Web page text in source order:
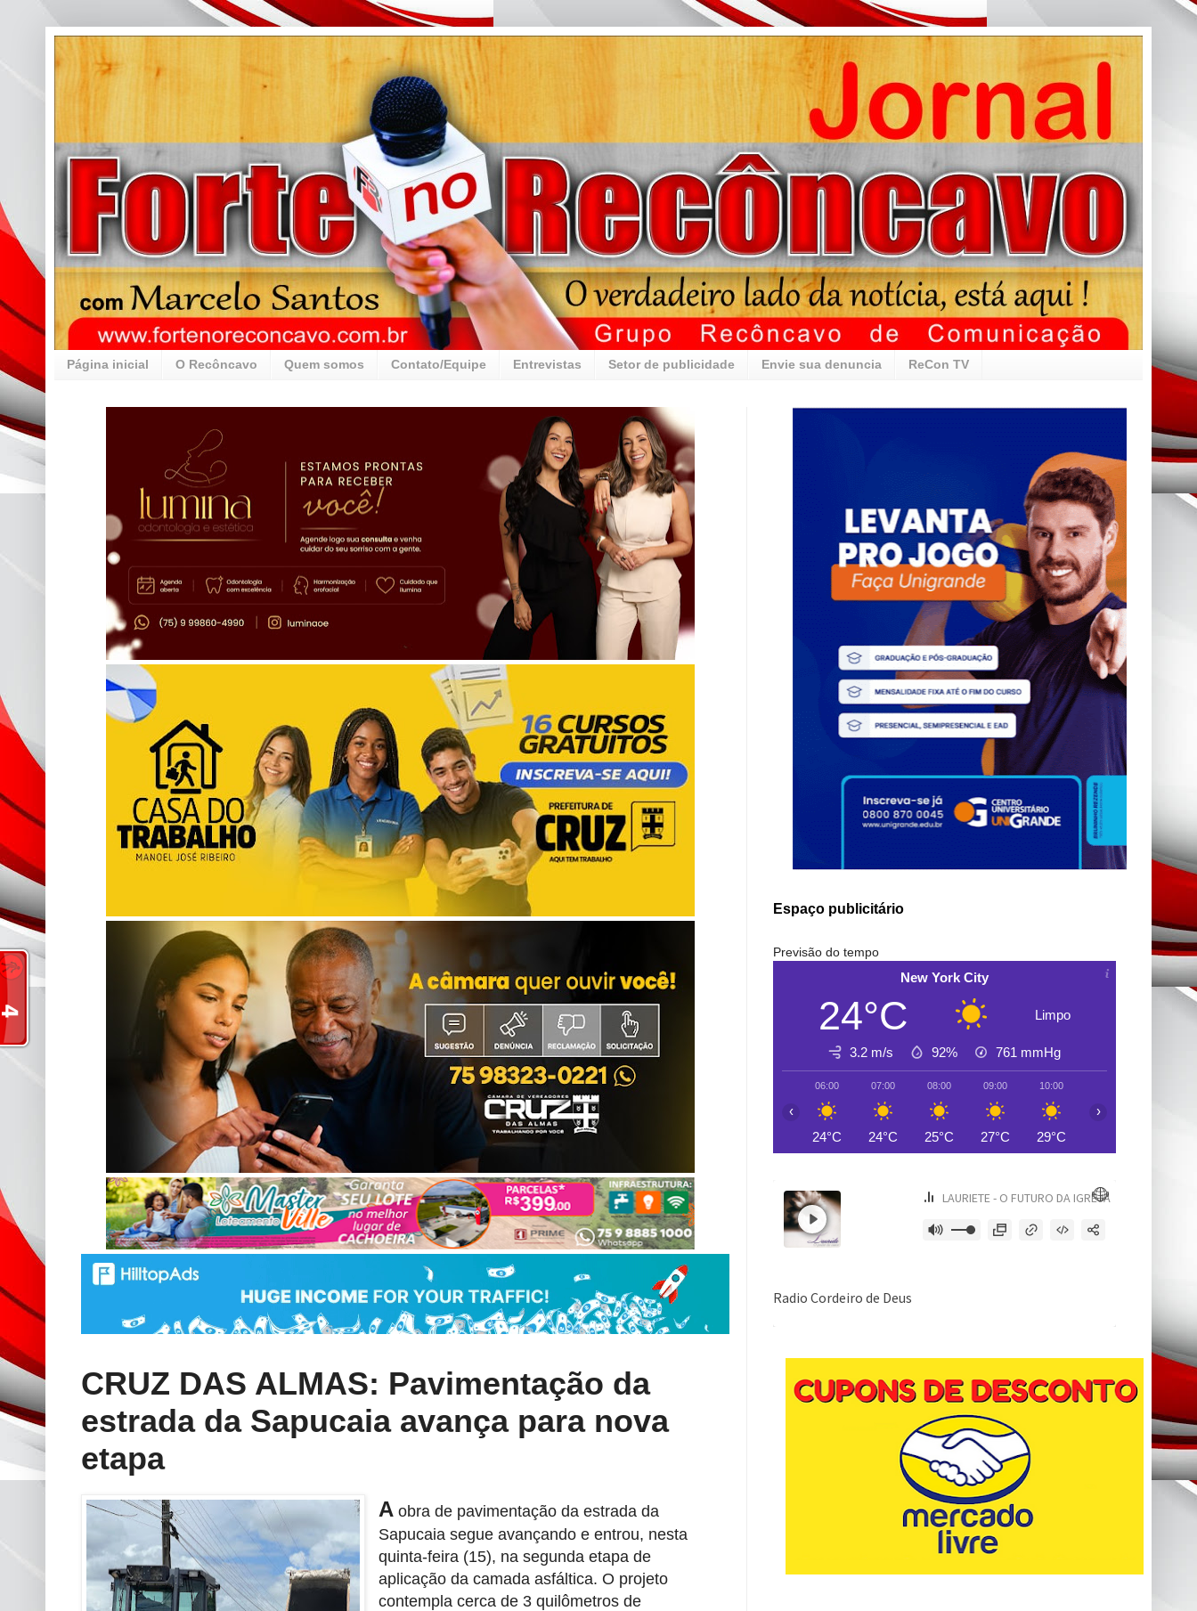
Página inicial O Recôncavo Quem somos Contato/Equipe Entrevistas Setor de publicidade Envie sua denuncia ReCon TV
CRUZ DAS ALMAS: Pavimentação da
estrada da Sapucaia avança para nova
etapa
A obra de pavimentação da estrada da
Sapucaia segue avançando e entrou, nesta
quinta-feira (15), na segunda etapa de
aplicação da camada asfáltica. O projeto
contempla cerca de 3 quilômetros de
Espaço publicitário
Previsão do tempo
New York City
24°C Limpo
3.2 m/s 92% 761 mmHg
06:00
24°C
07:00
24°C
08:00
25°C
09:00
27°C
10:00
29°C
‹ ›